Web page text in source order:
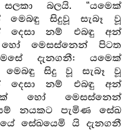
බලයි. “යමෙක්
මෙබඳු සිදුවූ සැබෑ වූ
දෙසා නම් එබඳු අන්
මෙසස්නෙන් පිටත
දැනගනී: යමෙක්
සිදු වූ සැබෑ වූ
දෙසා නම් එබඳු අන්
හෝ මෙසස්නෙන්
යම් නයකට පැමිණ සේඛ
සේඛයෙමි යි දැනගනී